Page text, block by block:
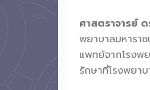
ศาสตราจารย์
พยาบาลมหารา
แพทย์จากโรงพ
รักษาที่โรงพยา